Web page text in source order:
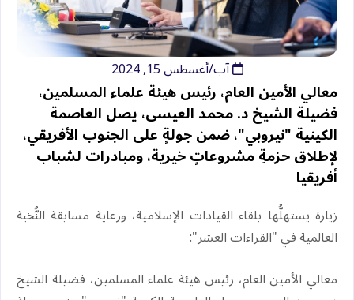
آب/أغسطس 15, 2024
معالي الأمين العام، رئيس هيئة علماء المسلمين،
فضيلة الشيخ د. ⁧‫محمد العيسى‬⁩، يصل العاصمة
الكينية "نيروبي"، ضمن جولةٍ على الجنوب الأفريقي،
لإطلاق حزمةِ مشروعاتٍ خيرية، ومبادرات لشباب
أفريقيا
‏زيارة يستهلُّها بلقاء القيادات الإسلامية، ورعاية مسابقة النُّخبة
العالمية في "القراءات العشر":
‏معالي الأمين العام، رئيس هيئة علماء المسلمين، فضيلة الشيخ